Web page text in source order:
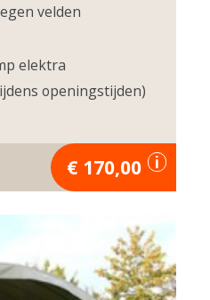
velden
elektra
openingstijden)
170,00